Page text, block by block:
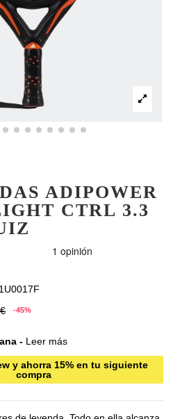
ADIPOWER
CTRL 3.3
-45%
- Leer más
y ahorra 15% en tu siguiente
compra